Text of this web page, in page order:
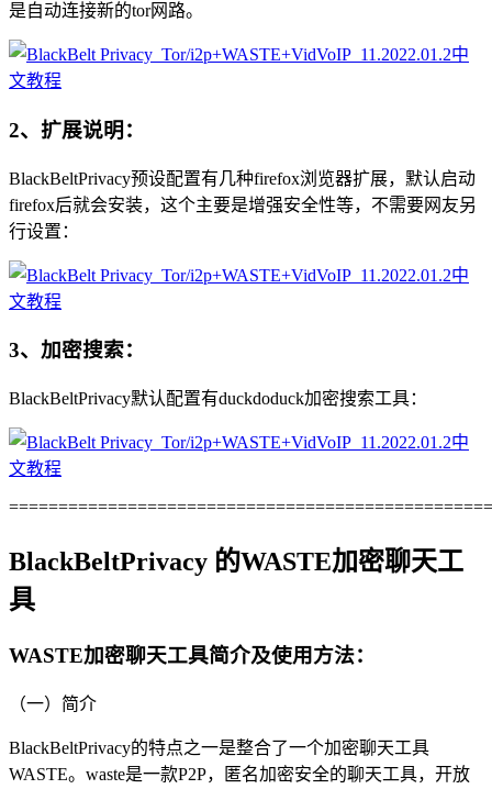
是自动连接新的tor网路。
2、扩展说明：
BlackBeltPrivacy预设配置有几种firefox浏览器扩展，默认启动
firefox后就会安装，这个主要是增强安全性等，不需要网友另
行设置：
3、加密搜索：
BlackBeltPrivacy默认配置有duckdoduck加密搜索工具：
BlackBeltPrivacy 的WASTE加密聊天工
具
WASTE加密聊天工具简介及使用方法：
（一）简介
BlackBeltPrivacy的特点之一是整合了一个加密聊天工具
WASTE。waste是一款P2P，匿名加密安全的聊天工具，开放